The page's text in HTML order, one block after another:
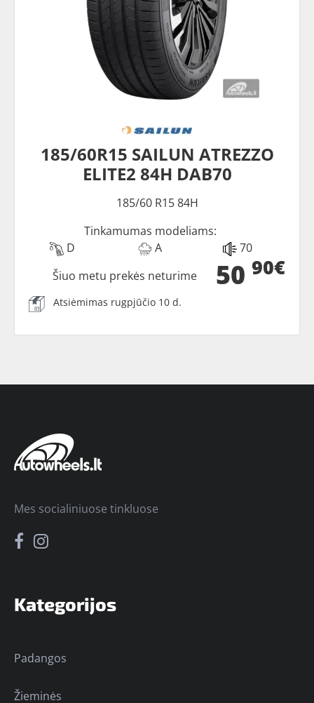
185/60R15 SAILUN ATREZZO
ELITE2 84H DAB70
185/60 R15 84H
Tinkamumas modeliams:
D
A 70
50 90€
Šiuo metu prekės neturime
Atsiėmimas rugpjūčio 10 d.
Kategorijos
Padangos
Žieminės
Mes socialiniuose tinkluose